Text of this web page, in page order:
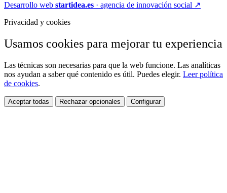
Desarrollo web startidea.es · agencia de innovación social ↗
Privacidad y cookies
Usamos cookies para mejorar tu experiencia
Las técnicas son necesarias para que la web funcione. Las analíticas
nos ayudan a saber qué contenido es útil. Puedes elegir. Leer política
de cookies.
Aceptar todas Rechazar opcionales Configurar